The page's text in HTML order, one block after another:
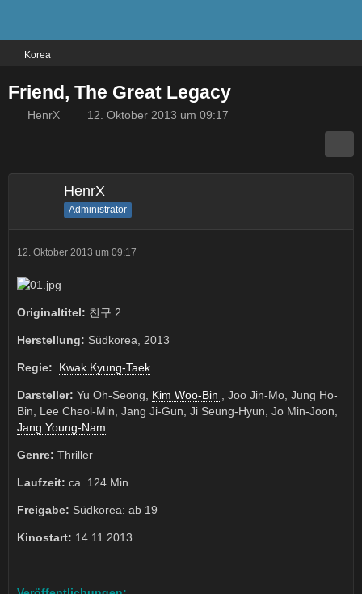
Korea
Friend, The Great Legacy
HenrX 12. Oktober 2013 um 09:17
HenrX
Administrator
12. Oktober 2013 um 09:17
Originaltitel: 친구 2
Herstellung: Südkorea, 2013
Regie: Kwak Kyung-Taek
Darsteller: Yu Oh-Seong, Kim Woo-Bin , Joo Jin-Mo, Jung Ho-
Bin, Lee Cheol-Min, Jang Ji-Gun, Ji Seung-Hyun, Jo Min-Joon,
Jang Young-Nam
Genre: Thriller
Laufzeit: ca. 124 Min..
Freigabe: Südkorea: ab 19
Kinostart: 14.11.2013